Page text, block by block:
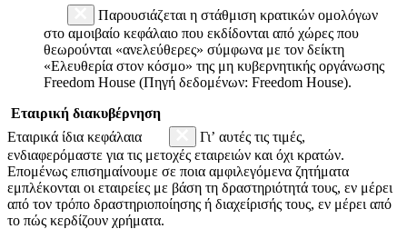
Παρουσιάζεται η στάθμιση κρατικών ομολόγων
στο αμοιβαίο κεφάλαιο που εκδίδονται από χώρες που
θεωρούνται «ανελεύθερες» σύμφωνα με τον δείκτη
«Ελευθερία στον κόσμο» της μη κυβερνητικής οργάνωσης
Freedom House (Πηγή δεδομένων: Freedom House).
Εταιρική διακυβέρνηση
Εταιρικά ίδια κεφάλαια
Γι’ αυτές τις τιμές,
ενδιαφερόμαστε για τις μετοχές εταιρειών και όχι κρατών.
Επομένως επισημαίνουμε σε ποια αμφιλεγόμενα ζητήματα
εμπλέκονται οι εταιρείες με βάση τη δραστηριότητά τους, εν μέρει
από τον τρόπο δραστηριοποίησης ή διαχείρισής τους, εν μέρει από
το πώς κερδίζουν χρήματα.